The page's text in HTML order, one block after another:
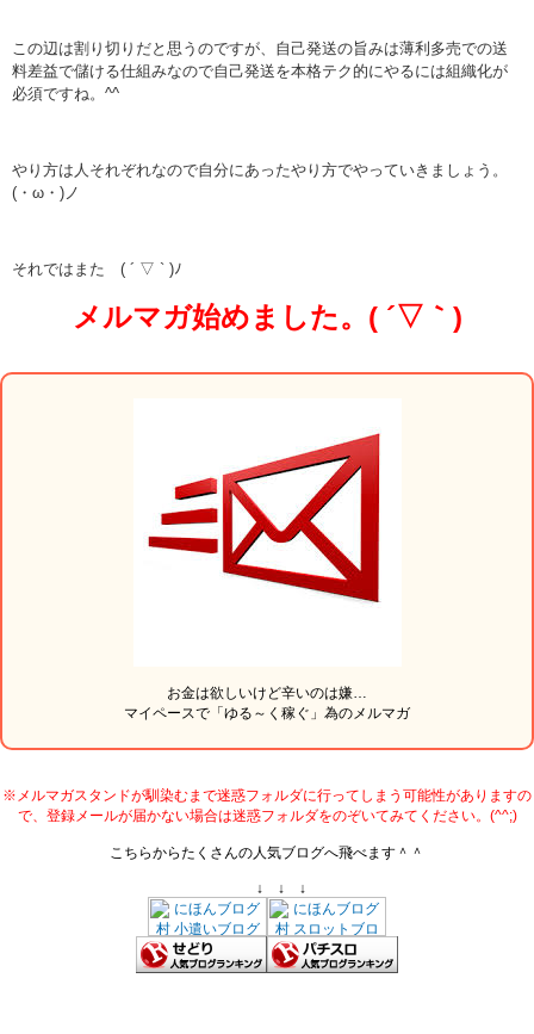
この辺は割り切りだと思うのですが、自己発送の旨みは薄利多売での送
料差益で儲ける仕組みなので自己発送を本格テク的にやるには組織化が
必須ですね。^^
やり方は人それぞれなので自分にあったやり方でやっていきましょう。
(・ω・)ノ
それではまた ( ´ ▽ ` )ﾉ
メルマガ始めました。( ´▽｀)
お金は欲しいけど辛いのは嫌…
マイペースで「ゆる～く稼ぐ」為のメルマガ
※メルマガスタンドが馴染むまで迷惑フォルダに行ってしまう可能性がありますの
で、登録メールが届かない場合は迷惑フォルダをのぞいてみてください。(^^;)
こちらからたくさんの人気ブログへ飛べます＾＾
↓ ↓ ↓